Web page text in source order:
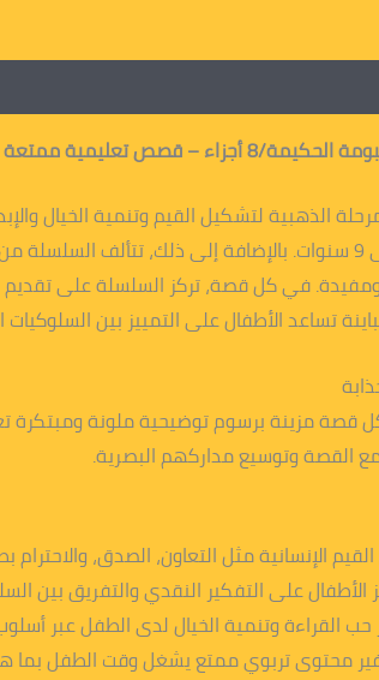
لغرس القيم وتنمية الخيال لدى الأطفال
الذهبية لتشكيل القيم وتنمية الخيال
في كل قصة، تركز السلسلة على تقديم
تساعد الأطفال على التمييز بين
قصة مزينة برسوم توضيحية ملونة ومبتكرة
مع القصة وتوسيع مداركهم البصرية.
الإنسانية مثل التعاون، الصدق،
الأطفال على التفكير النقدي والتفريق بين
حب القراءة وتنمية الخيال لدى الطفل عبر
محتوى تربوي ممتع يشغل وقت الطفل بما